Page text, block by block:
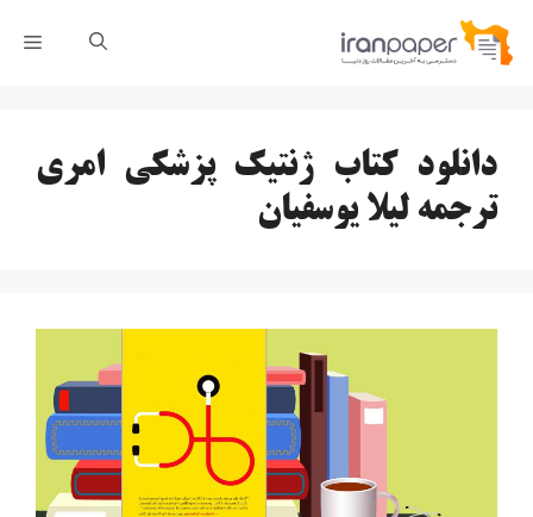
پرش
دانلود کتاب ژنتیک پزشکی امری
ترجمه لیلا یوسفیان